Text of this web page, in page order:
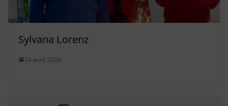
Sylvana Lorenz
24 avril 2026